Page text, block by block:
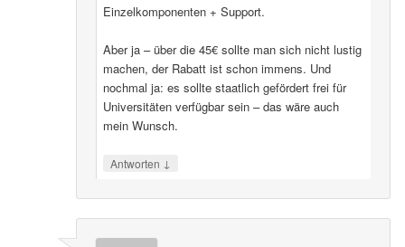
Einzelkomponenten + Support.
Aber ja – über die 45€ sollte man sich nicht lustig
machen, der Rabatt ist schon immens. Und
nochmal ja: es sollte staatlich gefördert frei für
Universitäten verfügbar sein – das wäre auch
mein Wunsch.
Antworten ↓